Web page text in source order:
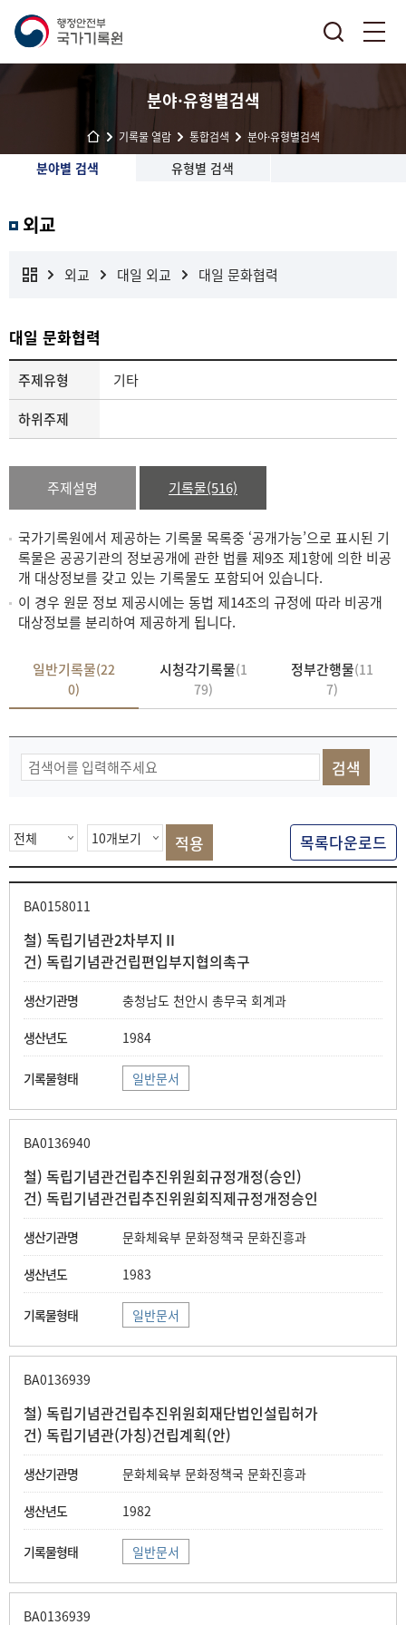
분야·유형별검색
기록물 열람 통합검색 분야·유형별검색
분야별 검색 유형별 검색
외교
외교 대일 외교 대일 문화협력
대일 문화협력
주제유형
기타
하위주제
주제설명 기록물(516)
국가기록원에서 제공하는 기록물 목록중 ‘공개가능’으로 표시된 기
록물은 공공기관의 정보공개에 관한 법률 제9조 제1항에 의한 비공
개 대상정보를 갖고 있는 기록물도 포함되어 있습니다.
이 경우 원문 정보 제공시에는 동법 제14조의 규정에 따라 비공개
대상정보를 분리하여 제공하게 됩니다.
일반기록물(22
0)
시청각기록물(1
79)
정부간행물(11
7)
물
색
목록다운로드
BA0158011
철) 독립기념관2차부지Ⅱ
건) 독립기념관건립편입부지협의촉구
충청남도 천안시 총무국 회계과
1984
일반문서
BA0136940
철) 독립기념관건립추진위원회규정개정(승인)
건) 독립기념관건립추진위원회직제규정개정승인
문화체육부 문화정책국 문화진흥과
1983
일반문서
BA0136939
철) 독립기념관건립추진위원회재단법인설립허가
건) 독립기념관(가칭)건립계획(안)
문화체육부 문화정책국 문화진흥과
1982
일반문서
BA0136939